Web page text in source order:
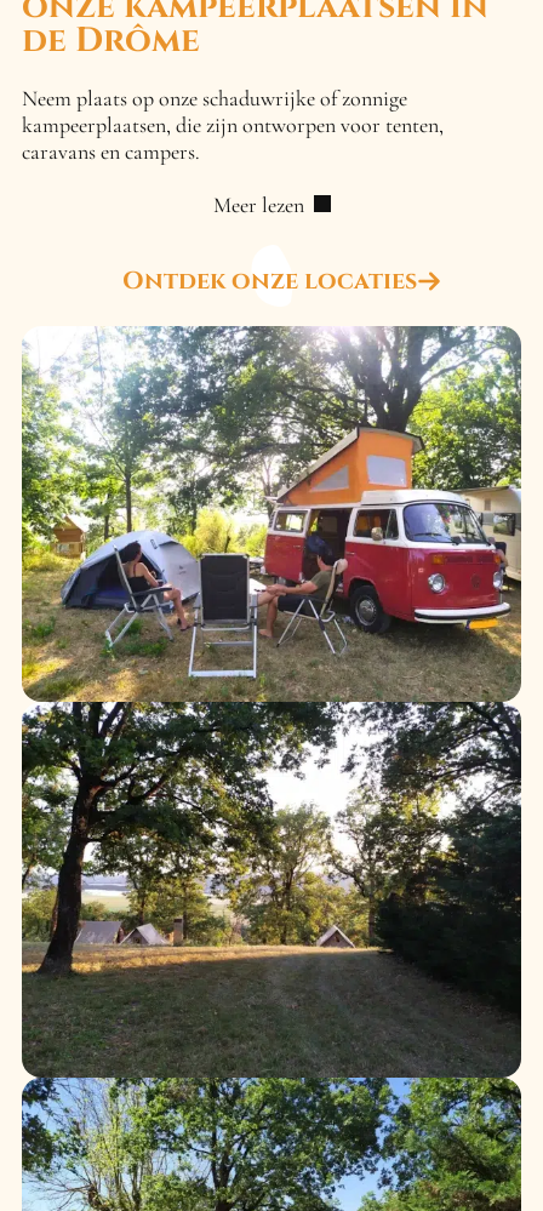
de Drôme
Neem plaats op onze schaduwrijke of zonnige
kampeerplaatsen, die zijn ontworpen voor tenten,
caravans en campers.
Meer lezen
Ontdek onze locaties